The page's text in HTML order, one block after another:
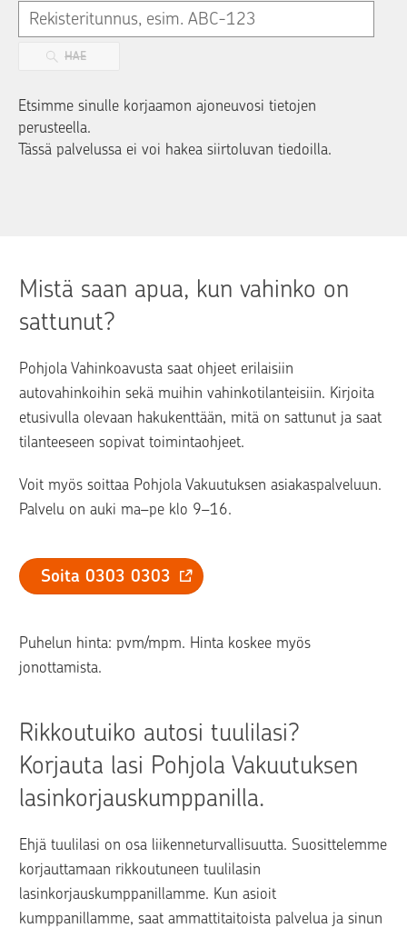
HAE
Etsimme sinulle korjaamon ajoneuvosi tietojen
perusteella.
Tässä palvelussa ei voi hakea siirtoluvan tiedoilla.
Mistä saan apua, kun vahinko on
sattunut?
Pohjola Vahinkoavusta saat ohjeet erilaisiin
autovahinkoihin sekä muihin vahinkotilanteisiin. Kirjoita
etusivulla olevaan hakukenttään, mitä on sattunut ja saat
tilanteeseen sopivat toimintaohjeet.
Voit myös soittaa Pohjola Vakuutuksen asiakaspalveluun.
Palvelu on auki ma–pe klo 9–16.
Soita 0303 0303
Puhelun hinta: pvm/mpm. Hinta koskee myös
jonottamista.
Rikkoutuiko autosi tuulilasi?
Korjauta lasi Pohjola Vakuutuksen
lasinkorjauskumppanilla.
Ehjä tuulilasi on osa liikenneturvallisuutta. Suosittelemme
korjauttamaan rikkoutuneen tuulilasin
lasinkorjauskumppanillamme. Kun asioit
kumppanillamme, saat ammattitaitoista palvelua ja sinun